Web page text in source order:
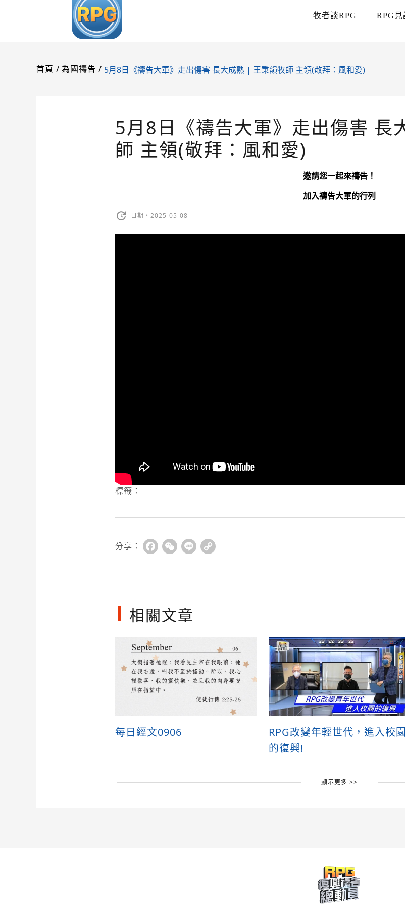
牧者談RPG RPG
首頁 / 為國禱告 / 5月8日《禱告大軍》走出傷害 長大成熟 | 王秉韻牧師 主領(敬拜：風和愛)
5月8日《禱告大軍》走出傷害 長
師 主領(敬拜：風和愛)
邀請您一起來禱告！
加入禱告大軍的行列
日期・2025-05-08
標籤：
分享： FacebookWeChat
Line
相關文章
每日經文0906
RPG改變年輕世代，進入校園
的復興!
顯示更多 >>